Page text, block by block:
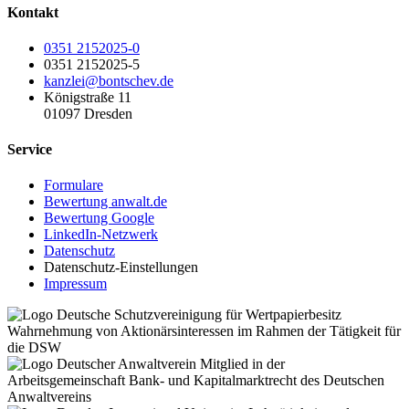
Kontakt
0351 2152025-0
0351 2152025-5
kanzlei@bontschev.de
Königstraße 11
01097 Dresden
Service
Formulare
Bewertung anwalt.de
Bewertung Google
LinkedIn-Netzwerk
Datenschutz
Datenschutz-Einstellungen
Impressum
Wahrnehmung von Aktionärsinteressen im Rahmen der Tätigkeit für
die DSW
Mitglied in der
Arbeitsgemeinschaft Bank- und Kapitalmarktrecht des Deutschen
Anwaltvereins